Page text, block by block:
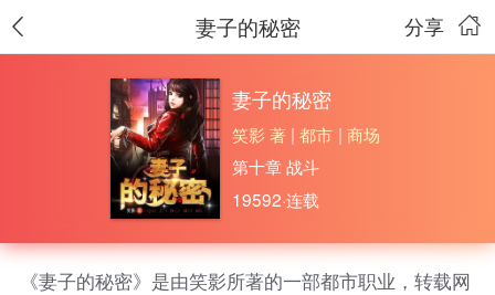
分享
妻子的秘密
妻子的秘密
笑影 著 |都市 | 商场
第十章 战斗
19592·连载
《妻子的秘密》是由笑影所著的一部都市职业，转载网